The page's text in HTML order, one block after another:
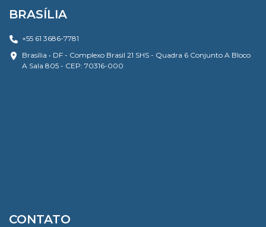
BRASÍLIA
+55 61 3686-7781
Brasília • DF - Complexo Brasil 21 SHS - Quadra 6 Conjunto A Bloco
A Sala 805 - CEP: 70316-000
CONTATO